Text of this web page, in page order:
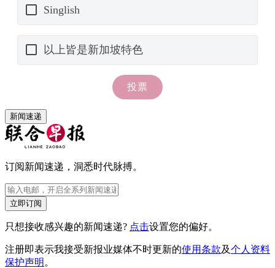
新闻速递
订阅新闻速递，洞悉时代脉搏。
立即订阅
只想接收感兴趣的新闻速递? 点击设置您的偏好。
注册即表示我接受新报业媒体不时更新的使用条款及个人资料
保护声明 。